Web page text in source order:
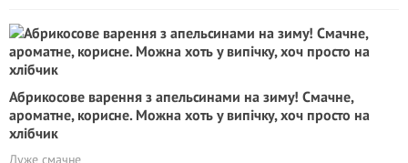
Абрикосове варення з апельсинами на зиму! Смачне,
ароматне, корисне. Можна хоть у випічку, хоч просто на
хлібчик
Дуже смачне